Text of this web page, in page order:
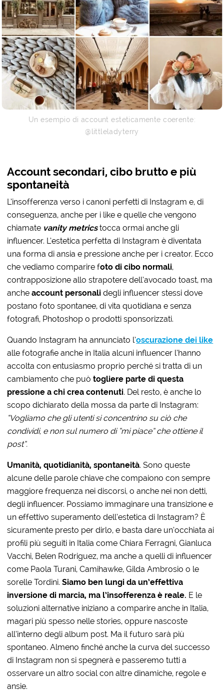
Un esempio di account esteticamente coerente:
@littleladyterry
Account secondari, cibo brutto e più
spontaneità
L’insofferenza verso i canoni perfetti di Instagram e, di
conseguenza, anche per i like e quelle che vengono
chiamate vanity metricstocca ormai anche gli
influencer. L’estetica perfetta di Instagram è diventata
una forma di ansia e pressione anche per i creator. Ecco
che vediamo comparire foto di cibo normali,
contrapposizione allo strapotere dell’avocado toast, ma
anche account personalidegli influencer stessi dove
postano foto spontanee, di vita quotidiana e senza
fotografi, Photoshop o prodotti sponsorizzati.
Quando Instagram ha annunciato l’oscurazione dei like
alle fotografie anche in Italia alcuni influencer l’hanno
accolta con entusiasmo proprio perché si tratta di un
cambiamento che può togliere parte di questa
pressione a chi crea contenuti. Del resto, è anche lo
scopo dichiarato della mossa da parte di Instagram:
“Vogliamo che gli utenti si concentrino su ciò che
condividi, e non sul numero di “mi piace” che ottiene il
post”.
Umanità, quotidianità, spontaneità. Sono queste
alcune delle parole chiave che compaiono con sempre
maggiore frequenza nei discorsi, o anche nei non detti,
degli influencer. Possiamo immaginare una transizione e
un effettivo superamento dell’estetica di Instagram? È
sicuramente presto per dirlo, e basta dare un’occhiata ai
profili più seguiti in Italia come Chiara Ferragni, Gianluca
Vacchi, Belen Rodriguez, ma anche a quelli di influencer
come Paola Turani, Camihawke, Gilda Ambrosio o le
sorelle Tordini.Siamo ben lungi da un’effettiva
inversione di marcia, ma l’insofferenza è reale. E le
soluzioni alternative iniziano a comparire anche in Italia,
magari più spesso nelle stories, oppure nascoste
all’interno degli album post. Ma il futuro sarà più
spontaneo. Almeno finché anche la curva del successo
di Instagram non si spegnerà e passeremo tutti a
osservare un altro social con altre dinamiche, regole e
ansie.